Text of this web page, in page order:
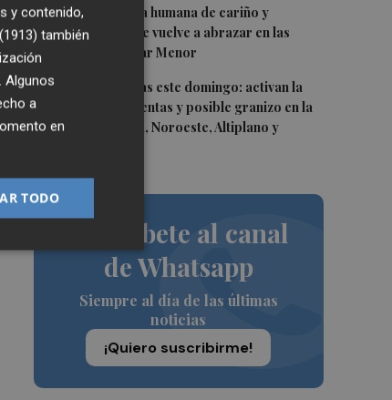
4Una gran cadena humana de cariño y
reivindicación se vuelve a abrazar en las
playas por el Mar Menor
5Vuelven las lluvias este domingo: activan la
alerta por tormentas y posible granizo en la
Vega del Segura, Noroeste, Altiplano y
Suscríbete al canal
de Whatsapp
Siempre al día de las últimas
noticias
¡Quiero suscribirme!
y contenido,
también
Algunos
a
en
TODO